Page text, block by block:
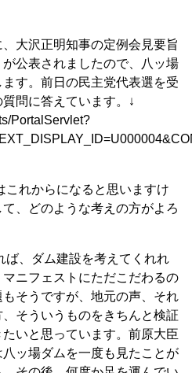
大沢正明知事の定例会見要旨
が公表されましたので、八ッ場
す。前日の民主党代表選を受
問に答えています。↓
PortalServlet?
れからになると思いますけ
、どのような考えの方がよろ
、ダム建設を考えてくれれ
ニフェストにただこだわるの
そうですが、地元の声、それ
そういうものをきちんと検証
いと思っています。前原大臣
ッ場ダムを一度も見たことが